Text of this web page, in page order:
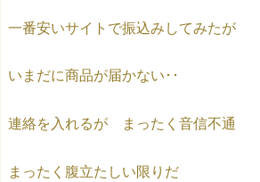
一番安いサイトで振込みしてみたが
いまだに商品が届かない･･
連絡を入れるが まったく音信不通
まったく腹立たしい限りだ